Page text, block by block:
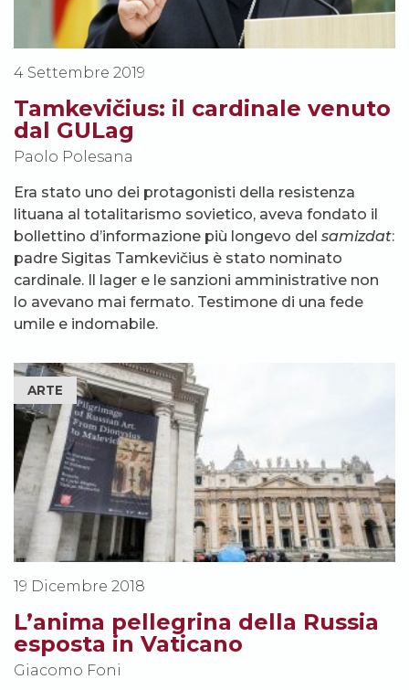
4 Settembre 2019
Tamkevičius: il cardinale venuto
dal GULag
Paolo Polesana
Era stato uno dei protagonisti della resistenza
lituana al totalitarismo sovietico, aveva fondato il
bollettino d’informazione più longevo del samizdat:
padre Sigitas Tamkevičius è stato nominato
cardinale. Il lager e le sanzioni amministrative non
lo avevano mai fermato. Testimone di una fede
umile e indomabile.
ARTE
19 Dicembre 2018
L’anima pellegrina della Russia
esposta in Vaticano
Giacomo Foni